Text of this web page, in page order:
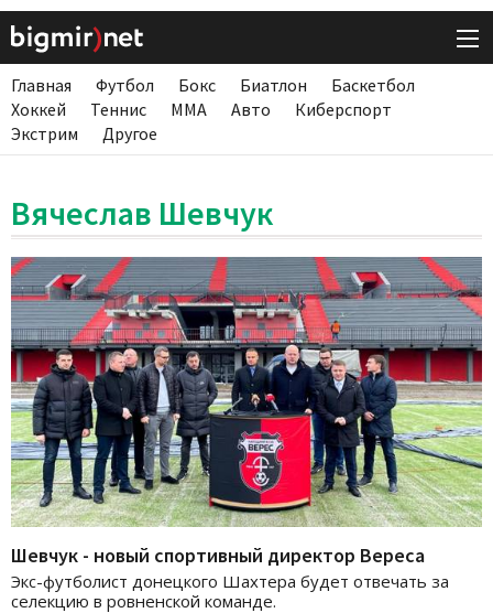
Главная Футбол Бокс Биатлон
Баскетбол
Хоккей
Теннис ММА Авто
Киберспорт
Экстрим
Другое
Вячеслав Шевчук
Шевчук - новый спортивный директор Вереса
Экс-футболист донецкого Шахтера будет отвечать за
селекцию в ровненской команде.